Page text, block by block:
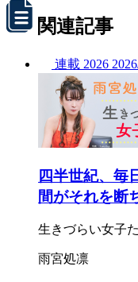
関連記事
連載 2026
四半世紀、毎
間がそれを断
生きづらい女子
雨宮処凛